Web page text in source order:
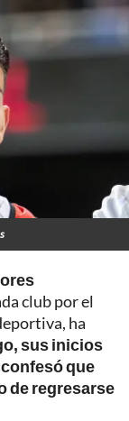
club por el
ha
sus inicios
que
de regresarse